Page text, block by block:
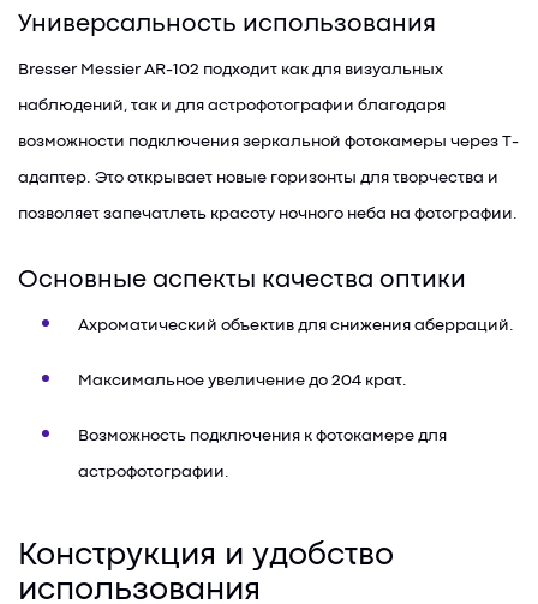
Универсальность использования
Bresser Messier AR-102 подходит как для визуальных
наблюдений, так и для астрофотографии благодаря
возможности подключения зеркальной фотокамеры через Т-
адаптер. Это открывает новые горизонты для творчества и
позволяет запечатлеть красоту ночного неба на фотографии.
Основные аспекты качества оптики
Ахроматический объектив для снижения аберраций.
Максимальное увеличение до 204 крат.
Возможность подключения к фотокамере для
астрофотографии.
Конструкция и удобство
использования